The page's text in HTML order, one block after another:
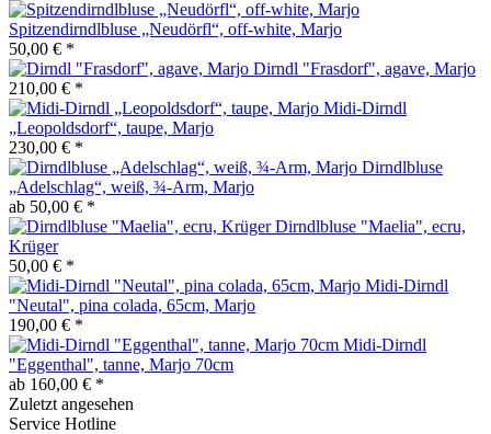
Spitzendirndlbluse „Neudörfl“, off-white, Marjo
50,00 € *
Dirndl "Frasdorf", agave, Marjo
210,00 € *
Midi-Dirndl
„Leopoldsdorf“, taupe, Marjo
230,00 € *
Dirndlbluse
„Adelschlag“, weiß, ¾-Arm, Marjo
ab 50,00 € *
Dirndlbluse "Maelia", ecru,
Krüger
50,00 € *
Midi-Dirndl
"Neutal", pina colada, 65cm, Marjo
190,00 € *
Midi-Dirndl
"Eggenthal", tanne, Marjo 70cm
ab 160,00 € *
Zuletzt angesehen
Service Hotline